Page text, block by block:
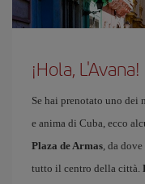
¡Hola, L'Avana!
Se hai prenotato uno dei
e anima di Cuba, ecco
Plaza de Armas, da
tutto il centro della città.